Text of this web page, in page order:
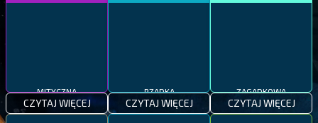
MITYCZNA
CZYTAJ WIĘCEJ
RZADKA
CZYTAJ WIĘCEJ
ZAGADKOWA
CZYTAJ WIĘCEJ